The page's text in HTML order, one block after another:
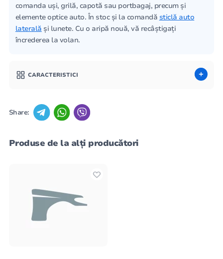
comanda uși, grilă, capotă sau portbagaj, precum și
elemente optice auto. În stoc și la comandă sticlă auto
laterală și lunete. Cu o aripă nouă, vă recâștigați
încrederea la volan.
CARACTERISTICI
Share:
Produse de la alți producători